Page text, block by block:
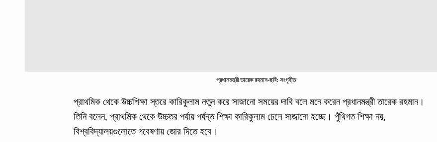
প্রধানমন্ত্রী তারেক রহমান-ছবি: সংগৃহীত
প্রাথমিক থেকে উচ্চশিক্ষা স্তরে কারিকুলাম নতুন করে সাজানো সময়ের দাবি বলে মনে করেন প্রধানমন্ত্রী তারেক রহমান।
তিনি বলেন, প্রাথমিক থেকে উচ্চতর পর্যায় পর্যন্ত শিক্ষা কারিকুলাম ঢেলে সাজানো হচ্ছে। পুঁথিগত শিক্ষা নয়,
বিশ্ববিদ্যালয়গুলোতে গবেষণায় জোর দিতে হবে।